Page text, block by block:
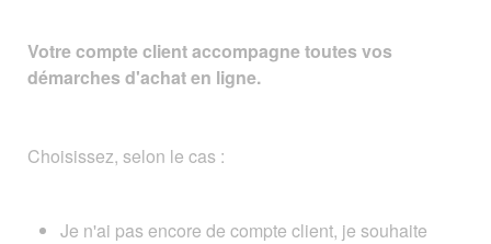
Votre compte client accompagne toutes vos
démarches d'achat en ligne.
Choisissez, selon le cas :
Je n'ai pas encore de compte client, je souhaite